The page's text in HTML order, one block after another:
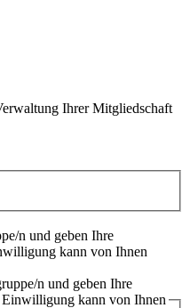
Ihrer Mitgliedschaft
n und geben Ihre
kann von Ihnen
n und geben Ihre
kann von Ihnen